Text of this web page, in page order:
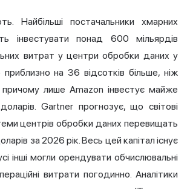
Найбільші постачальники хмарних
інвестуватипонад 600 мільярдів
витрат у центри обробки даних у
на 36 відсотків більше, ніж
лише Amazon інвестує майже
Gartner прогнозує, що світові
центрів обробки даних перевищать
за 2026 рік. Весь цей капітал існує
інші могли орендувати обчислювальні
витрати погодинно. Аналітики